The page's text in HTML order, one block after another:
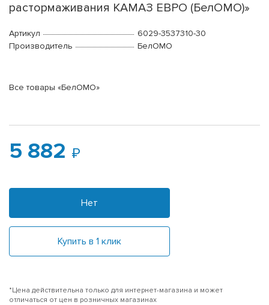
растормаживания КАМАЗ ЕВРО (БелОМО)»
Артикул
6029-3537310-30
Производитель
БелОМО
Все товары «БелОМО»
5 882
Нет
Купить в 1 клик
*Цена действительна только для интернет-магазина и может
отличаться от цен в розничных магазинах